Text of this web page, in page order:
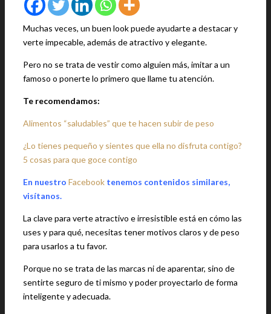
Muchas veces, un buen look puede ayudarte a destacar y
verte impecable, además de atractivo y elegante.
Pero no se trata de vestir como alguien más, imitar a un
famoso o ponerte lo primero que llame tu atención.
Te recomendamos:
Alimentos “saludables” que te hacen subir de peso
¿Lo tienes pequeño y sientes que ella no disfruta contigo?
5 cosas para que goce contigo
En nuestro Facebook tenemos contenidos similares,
visítanos.
La clave para verte atractivo e irresistible está en cómo las
uses y para qué, necesitas tener motivos claros y de peso
para usarlos a tu favor.
Porque no se trata de las marcas ni de aparentar, sino de
sentirte seguro de ti mismo y poder proyectarlo de forma
inteligente y adecuada.